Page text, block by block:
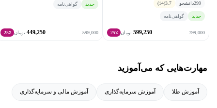
299دانشجو 3.7
(14)
جدید گواهی‌نامه
799,000
599,250 تومان 25٪
جدید گواهی‌نامه
599,000
449,250 تومان 25٪
مهارت‌هایی که می‌آموزید
آموزش طلا آموزش سرمایه‌گذاری آموزش مالی و سرمایه‌گذاری